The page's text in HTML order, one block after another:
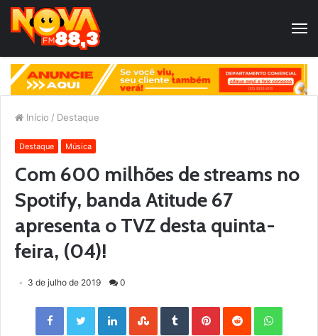
Início / Destaque
Destaque Música
Com 600 milhões de streams no
Spotify, banda Atitude 67
apresenta o TVZ desta quinta-
feira, (04)!
3 de julho de 2019 0
Facebook Twitter LinkedIn StumbleUpon Tumblr Pinterest Reddit